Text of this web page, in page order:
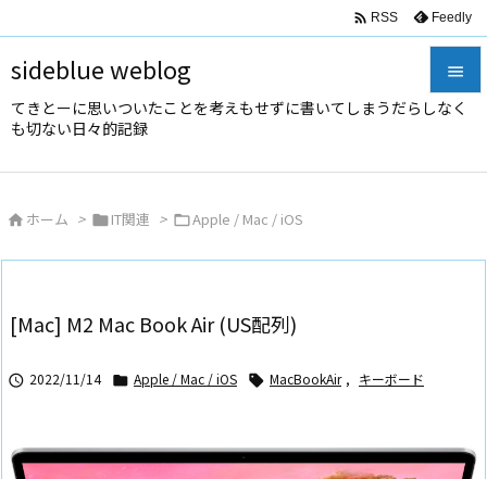
sideblue weblog
てきとーに思いついたことを考えもせずに書いてしまうだらしなく
も切ない日々的記録



 RSS Feedly
 ホーム > IT関連 > Apple / Mac / iOS
[Mac] M2 Mac Book Air (US配列)
 2022/11/14  Apple / Mac / iOS  MacBookAir , キーボード